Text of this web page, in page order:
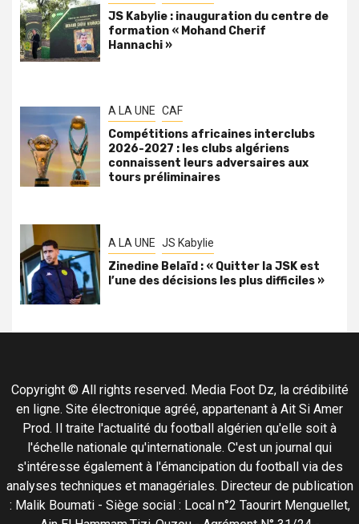
JS Kabylie : inauguration du centre de
formation « Mohand Cherif
Hannachi »
A LA UNE CAF
Compétitions africaines interclubs
2026-2027 : les clubs algériens
connaissent leurs adversaires aux
tours préliminaires
A LA UNE JS Kabylie
Zinedine Belaïd : « Quitter la JSK est
l’une des décisions les plus difficiles »
Copyright © All rights reserved. Media Foot Dz, la crédibilité
en ligne. Site électronique agréé, appartenant à Ait Si Amer
Prod. Il traite l'actualité du football algérien qu'elle soit à
l'échelle nationale qu'internationale. C'est un journal qui
s'intéresse également à l'émancipation du football via des
analyses techniques et managériales. Directeur de publication
: Malik Boumati - Siège social : Local n°2 Taourirt Menguellet,